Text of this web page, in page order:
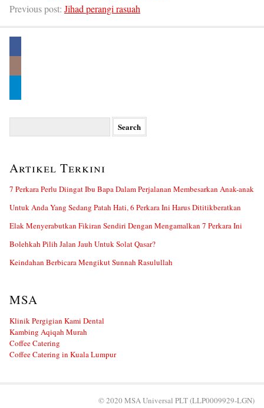
Previous post: Jihad perangi rasuah
Artikel Terkini
7 Perkara Perlu Diingat Ibu Bapa Dalam Perjalanan Membesarkan Anak-anak
Untuk Anda Yang Sedang Patah Hati, 6 Perkara Ini Harus Dititikberatkan
Elak Menyerabutkan Fikiran Sendiri Dengan Mengamalkan 7 Perkara Ini
Bolehkah Pilih Jalan Jauh Untuk Solat Qasar?
Keindahan Berbicara Mengikut Sunnah Rasulullah
MSA
Klinik Pergigian Kami Dental
Kambing Aqiqah Murah
Coffee Catering
Coffee Catering in Kuala Lumpur
© 2020 MSA Universal PLT (LLP0009929-LGN)